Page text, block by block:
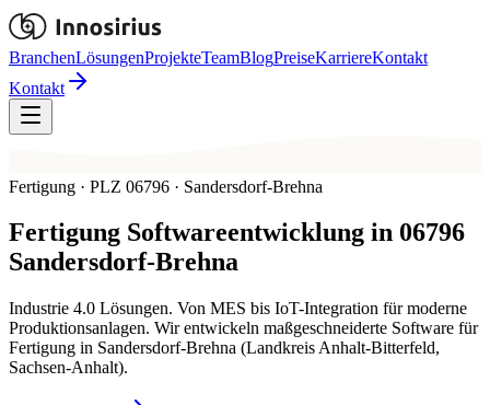
BranchenLösungenProjekteTeamBlogPreiseKarriereKontakt
Kontakt
Fertigung · PLZ 06796 · Sandersdorf-Brehna
Fertigung Softwareentwicklung in 06796
Sandersdorf-Brehna
Industrie 4.0 Lösungen. Von MES bis IoT-Integration für moderne
Produktionsanlagen. Wir entwickeln maßgeschneiderte Software für
Fertigung in Sandersdorf-Brehna (Landkreis Anhalt-Bitterfeld,
Sachsen-Anhalt).